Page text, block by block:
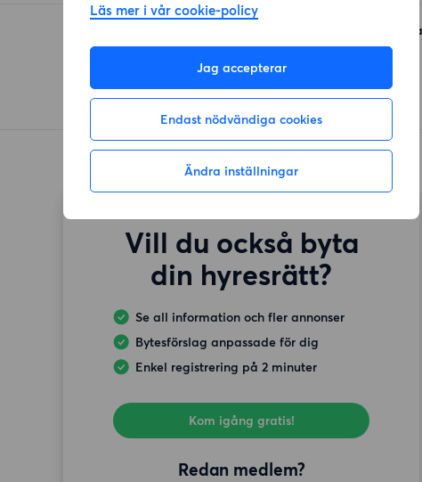
Läs mer i vår cookie-policy
Jag accepterar
Endast nödvändiga cookies
Ändra inställningar
Hemköp Haninge Vega
Vega Allé 2(446 meter)
Vill du också byta
din hyresrätt?
Se all information och fler annonser
Bytesförslag anpassade för dig
Enkel registrering på 2 minuter
Kom igång gratis!
Redan medlem?